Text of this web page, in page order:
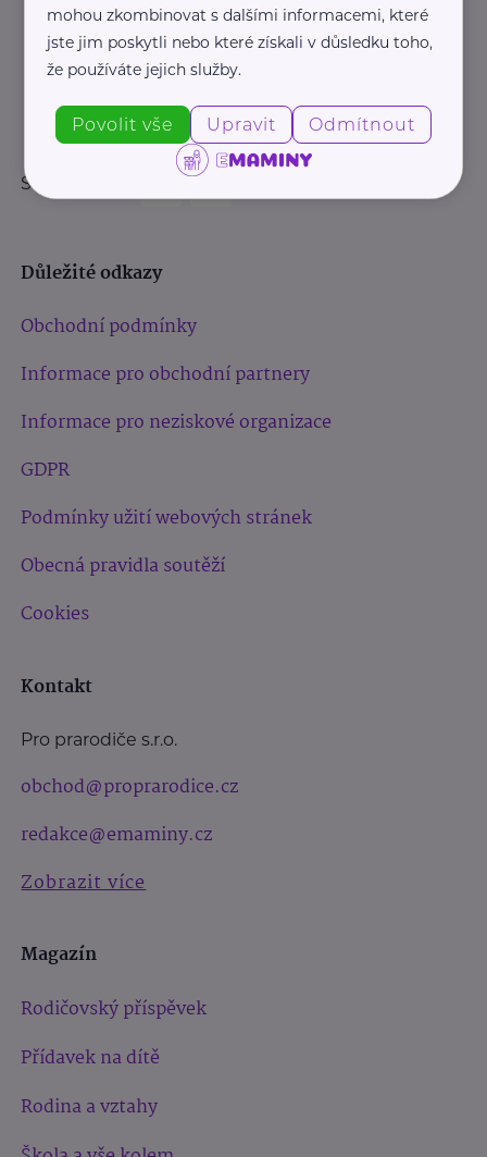
Sledujte nás:
Důležité odkazy
Obchodní podmínky
Informace pro obchodní partnery
Informace pro neziskové organizace
GDPR
Podmínky užití webových stránek
Obecná pravidla soutěží
Cookies
Kontakt
Pro prarodiče s.r.o.
obchod@proprarodice.cz
redakce@emaminy.cz
Zobrazit více
Magazín
Rodičovský příspěvek
Přídavek na dítě
Rodina a vztahy
mohou zkombinovat s dalšími informacemi, které
jste jim poskytli nebo které získali v důsledku toho,
že používáte jejich služby.
Povolit vše Upravit Odmítnout